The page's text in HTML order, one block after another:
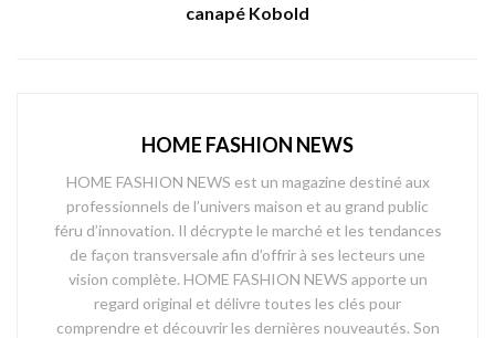
canapé Kobold
HOME FASHION NEWS
HOME FASHION NEWS est un magazine destiné aux
professionnels de l’univers maison et au grand public
féru d’innovation. Il décrypte le marché et les tendances
de façon transversale afin d’offrir à ses lecteurs une
vision complète. HOME FASHION NEWS apporte un
regard original et délivre toutes les clés pour
comprendre et découvrir les dernières nouveautés. Son